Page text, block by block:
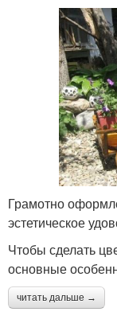
Грамотно
эстетическое
Чтобы сделать
основные
читать дальше →